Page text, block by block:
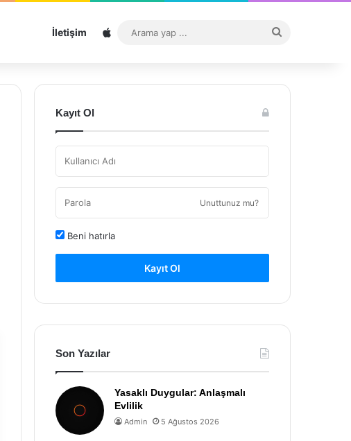
İletişim Sitemap
...
Kayıt Ol
Unuttunuz mu?
Beni hatırla
Kayıt Ol
Son Yazılar
Yasaklı Duygular: Anlaşmalı
Evlilik
Admin 5 Ağustos 2026